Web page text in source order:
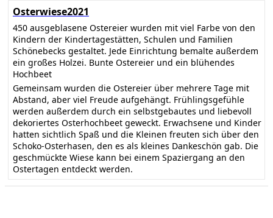
Osterwiese2021
450 ausgeblasene Ostereier wurden mit viel Farbe von den
Kindern der Kindertagestätten, Schulen und Familien
Schönebecks gestaltet. Jede Einrichtung bemalte außerdem
ein großes Holzei. Bunte Ostereier und ein blühendes
Hochbeet
Gemeinsam wurden die Ostereier über mehrere Tage mit
Abstand, aber viel Freude aufgehängt. Frühlingsgefühle
werden außerdem durch ein selbstgebautes und liebevoll
dekoriertes Osterhochbeet geweckt. Erwachsene und Kinder
hatten sichtlich Spaß und die Kleinen freuten sich über den
Schoko-Osterhasen, den es als kleines Dankeschön gab. Die
geschmückte Wiese kann bei einem Spaziergang an den
Ostertagen entdeckt werden.